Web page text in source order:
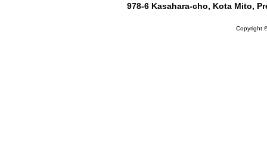
978-6 Kasahara-cho, Kota Mito,
Copyright